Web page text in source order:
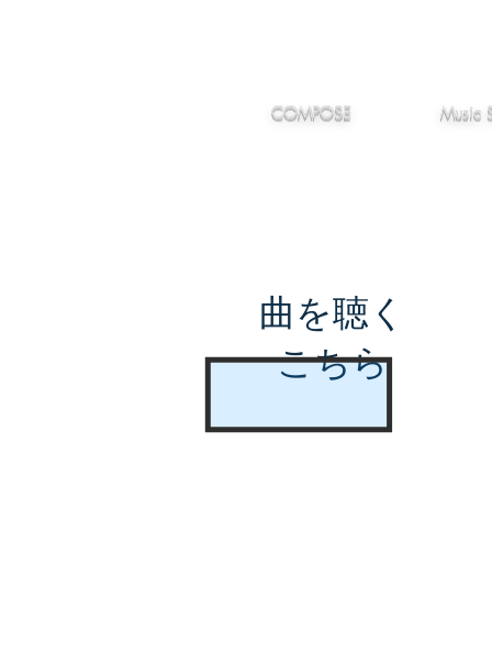
COMPOSE Music
曲を聴く
こちら